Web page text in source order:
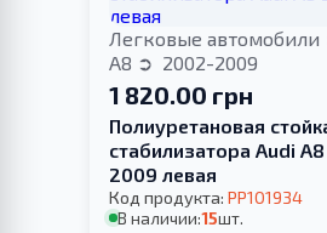
Легковые автомобили
A8
2002-2009
1 820.00 грн
Полиуретановая
стабилизатора Audi
2009 левая
Код продукта: PP101934
В наличии:15шт.